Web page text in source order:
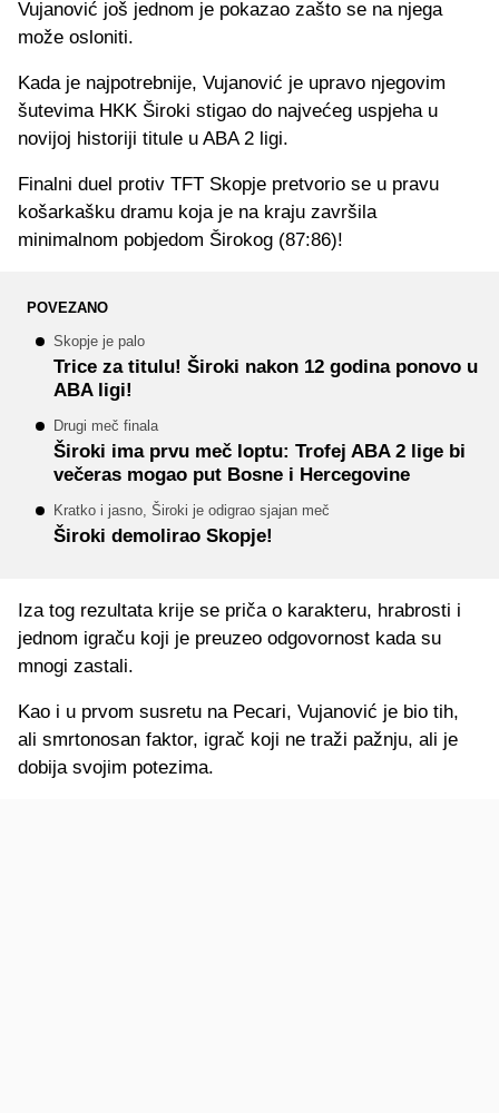
Vujanović još jednom je pokazao zašto se na njega
može osloniti.
Kada je najpotrebnije, Vujanović je upravo njegovim
šutevima HKK Široki stigao do najvećeg uspjeha u
novijoj historiji titule u ABA 2 ligi.
Finalni duel protiv TFT Skopje pretvorio se u pravu
košarkašku dramu koja je na kraju završila
minimalnom pobjedom Širokog (87:86)!
POVEZANO
Skopje je palo
Trice za titulu! Široki nakon 12 godina ponovo u
ABA ligi!
Drugi meč finala
Široki ima prvu meč loptu: Trofej ABA 2 lige bi
večeras mogao put Bosne i Hercegovine
Kratko i jasno, Široki je odigrao sjajan meč
Široki demolirao Skopje!
Iza tog rezultata krije se priča o karakteru, hrabrosti i
jednom igraču koji je preuzeo odgovornost kada su
mnogi zastali.
Kao i u prvom susretu na Pecari, Vujanović je bio tih,
ali smrtonosan faktor, igrač koji ne traži pažnju, ali je
dobija svojim potezima.